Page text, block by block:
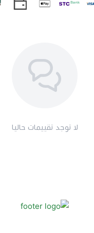
الأبيض يعمل على تعزيز
الأبيض على مضادات
لا توجد تقييمات حاليا